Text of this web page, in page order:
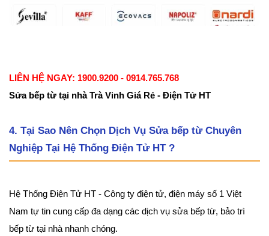
LIÊN HỆ NGAY: 1900.9200 - 0914.765.768
Sửa bếp từ tại nhà Trà Vinh Giá Rẻ - Điện Tử HT
4. Tại Sao Nên Chọn Dịch Vụ Sửa bếp từ Chuyên
Nghiệp Tại Hệ Thống Điện Tử HT ?
Hệ Thống Điện Tử HT - Công ty điện tử, điện máy số 1 Việt
Nam tự tin cung cấp đa dạng các dịch vụ sửa bếp từ, bảo trì
bếp từ tại nhà nhanh chóng.